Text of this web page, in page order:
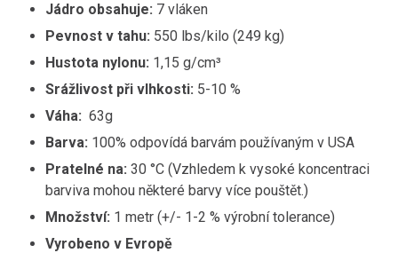
Jádro obsahuje: 7 vláken
Pevnost v tahu: 550 lbs/kilo (249 kg)
Hustota nylonu: 1,15 g/cm³
Srážlivost při vlhkosti: 5-10 %
Váha: 63g
Barva: 100% odpovídá barvám používaným v USA
Pratelné na: 30 °C (Vzhledem k vysoké koncentraci
barviva mohou některé barvy více pouštět.)
Množství: 1 metr (+/- 1-2 % výrobní tolerance)
Vyrobeno v Evropě